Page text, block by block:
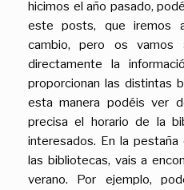
hicimos el año pasado,
este posts, que iremos
cambio, pero os vamos
directamente la
proporcionan las distintas
esta manera podéis ver
precisa el horario de la
interesados. En la
las bibliotecas, vais a
verano. Por ejemplo,